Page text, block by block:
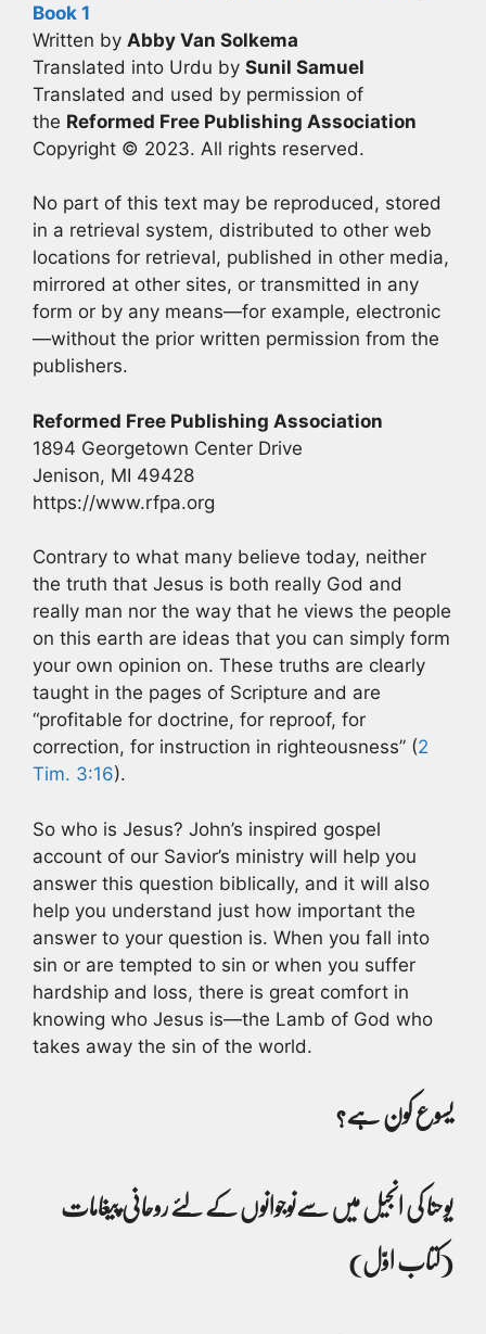
Book 1
Written by Abby Van Solkema
Translated into Urdu by Sunil Samuel
Translated and used by permission of
the Reformed Free Publishing Association
Copyright © 2023. All rights reserved.
No part of this text may be reproduced, stored
in a retrieval system, distributed to other web
locations for retrieval, published in other media,
mirrored at other sites, or transmitted in any
form or by any means—for example, electronic
—without the prior written permission from the
publishers.
Reformed Free Publishing Association
1894 Georgetown Center Drive
Jenison, MI 49428
https://www.rfpa.org
Contrary to what many believe today, neither
the truth that Jesus is both really God and
really man nor the way that he views the people
on this earth are ideas that you can simply form
your own opinion on. These truths are clearly
taught in the pages of Scripture and are
“profitable for doctrine, for reproof, for
correction, for instruction in righteousness” (2
Tim. 3:16).
So who is Jesus? John’s inspired gospel
account of our Savior’s ministry will help you
answer this question biblically, and it will also
help you understand just how important the
answer to your question is. When you fall into
sin or are tempted to sin or when you suffer
hardship and loss, there is great comfort in
knowing who Jesus is—the Lamb of God who
takes away the sin of the world.
یسوع کون ہے؟
یوحنا کی انجیل میں سےنوجوانوں کے لئے روحانی پیغامات
(کتاب اوّل)